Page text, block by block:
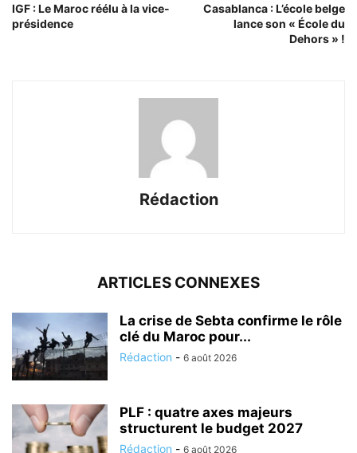
IGF : Le Maroc réélu à la vice-
présidence
Casablanca : L’école belge
lance son « École du
Dehors » !
Rédaction
ARTICLES CONNEXES
La crise de Sebta confirme le rôle
clé du Maroc pour...
Rédaction - 6 août 2026
PLF : quatre axes majeurs
structurent le budget 2027
Rédaction - 6 août 2026